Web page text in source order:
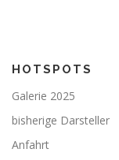
HOTSPOTS
Galerie 2025
bisherige Darsteller
Anfahrt